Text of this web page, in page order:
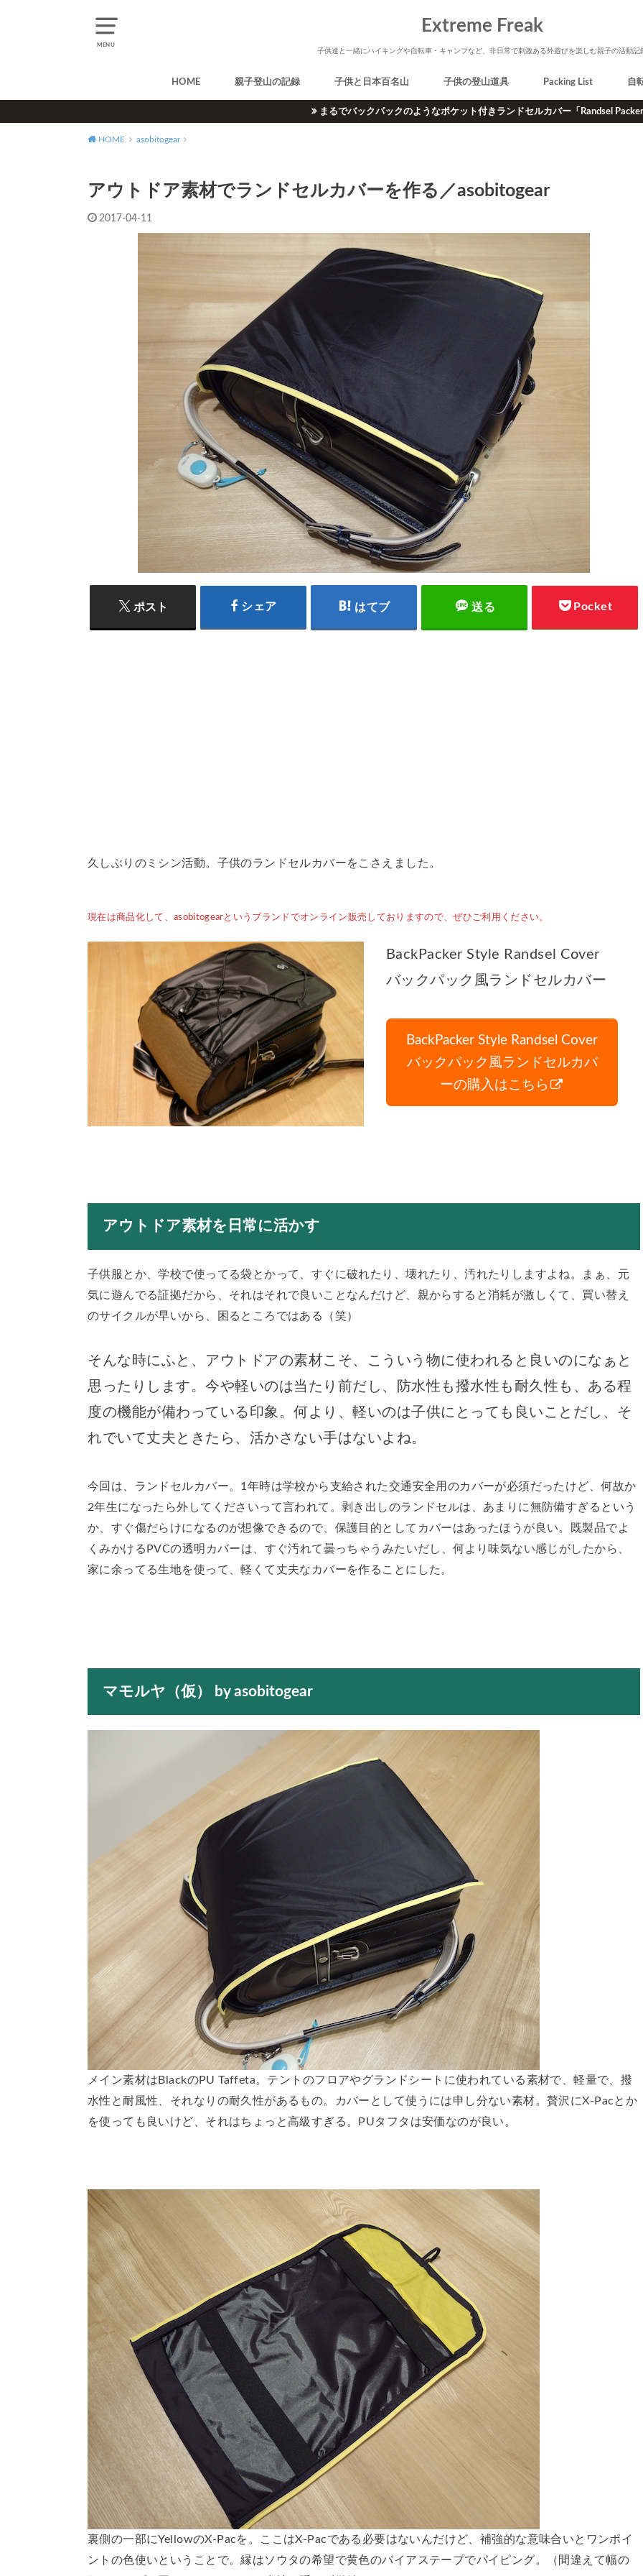
MENU
Extreme Freak
子供達と一緒にハイキングや自転車・キャンプなど、非日常で刺激ある外遊びを楽しむ親子の活動記
HOME 親子登山の記録 子供と日本百名山 子供の登山道具 Packing List 自
まるでバックパックのようなポケット付きランドセルカバー「Randsel Packer
HOME asobitogear
アウトドア素材でランドセルカバーを作る／asobitogear
2017-04-11
ポスト シェア はてブ 送る Pocket
久しぶりのミシン活動。子供のランドセルカバーをこさえました。
現在は商品化して、asobitogearというブランドでオンライン販売しておりますので、ぜひご利用ください。
BackPacker Style Randsel Cover
バックパック風ランドセルカバー
BackPacker Style Randsel Cover
バックパック風ランドセルカバ
ーの購入はこちら
アウトドア素材を日常に活かす
子供服とか、学校で使ってる袋とかって、すぐに破れたり、壊れたり、汚れたりしますよね。まぁ、元
気に遊んでる証拠だから、それはそれで良いことなんだけど、親からすると消耗が激しくて、買い替え
のサイクルが早いから、困るところではある（笑）
そんな時にふと、アウトドアの素材こそ、こういう物に使われると良いのになぁと
思ったりします。今や軽いのは当たり前だし、防水性も撥水性も耐久性も、ある程
度の機能が備わっている印象。何より、軽いのは子供にとっても良いことだし、そ
れでいて丈夫ときたら、活かさない手はないよね。
今回は、ランドセルカバー。1年時は学校から支給された交通安全用のカバーが必須だったけど、何故か
2年生になったら外してくださいって言われて。剥き出しのランドセルは、あまりに無防備すぎるという
か、すぐ傷だらけになるのが想像できるので、保護目的としてカバーはあったほうが良い。既製品でよ
くみかけるPVCの透明カバーは、すぐ汚れて曇っちゃうみたいだし、何より味気ない感じがしたから、
家に余ってる生地を使って、軽くて丈夫なカバーを作ることにした。
マモルヤ（仮） by asobitogear
メイン素材はBlackのPU Taffeta。テントのフロアやグランドシートに使われている素材で、軽量で、撥
水性と耐風性、それなりの耐久性があるもの。カバーとして使うには申し分ない素材。贅沢にX-Pacとか
を使っても良いけど、それはちょっと高級すぎる。PUタフタは安価なのが良い。
裏側の一部にYellowのX-Pacを。ここはX-Pacである必要はないんだけど、補強的な意味合いとワンポイ
ントの色使いということで。縁はソウタの希望で黄色のバイアステープでパイピング。（間違えて幅の